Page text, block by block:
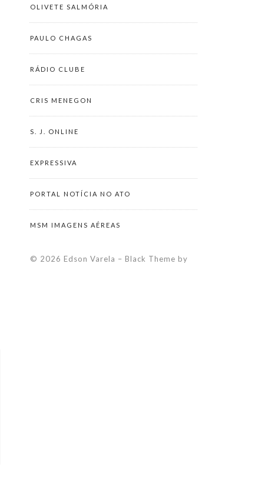
OLIVETE SALMÓRIA
PAULO CHAGAS
RÁDIO CLUBE
CRIS MENEGON
S. J. ONLINE
EXPRESSIVA
PORTAL NOTÍCIA NO ATO
MSM IMAGENS AÉREAS
© 2026 Edson Varela – Black Theme by